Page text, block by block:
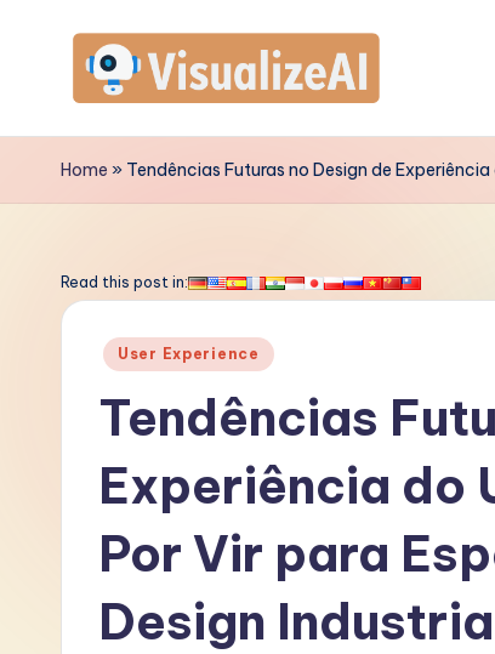
contentV
is
a
Home » Tendências Futuras no Design de
Read this post in:
Posted
User Experience
Tendências
Experiência do
Por Vir para
Design